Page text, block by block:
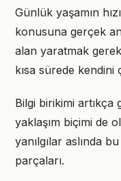
Günlük yaşamın
konusuna gerçek
alan yaratmak
kısa sürede
Bilgi birikimi artıkça
yaklaşım biçimi de
yanılgılar aslında
parçaları.